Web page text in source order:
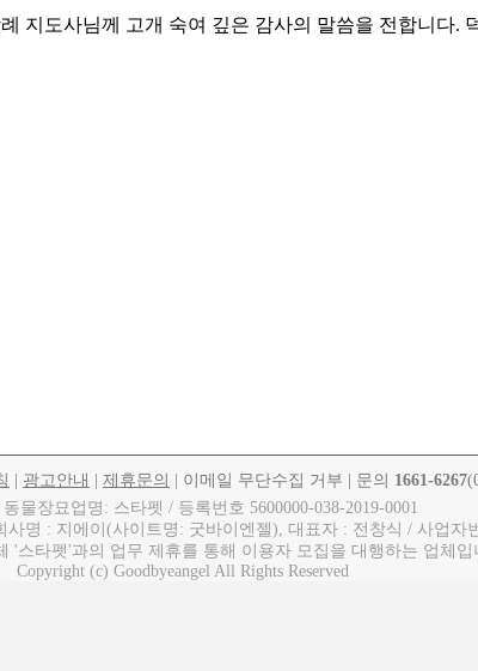
지도사님께 고개 숙여 깊은 감사의 말씀을 전합니다.
광고안내 제휴문의 | 이메일 무단수집 거부 | 문의 1661-6267
물장묘업명: 스타펫 / 등록번호 5600000-038-2019-0001
사명 : 지에이(사이트명: 굿바이엔젤), 대표자 : 전창식 / 사업자
'스타펫'과의 업무 제휴를 통해 이용자 모집을 대행하는 업체입
Copyright (c) Goodbyeangel All Rights Reserved